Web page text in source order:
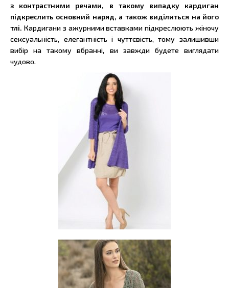
з контрастними речами, в такому випадку кардиган
підкреслить основний наряд, а також виділиться на його
тлі. Кардигани з ажурними вставками підкреслюють жіночу
сексуальність, елегантність і чуттєвість, тому залишивши
вибір на такому вбранні, ви завжди будете виглядати
чудово.